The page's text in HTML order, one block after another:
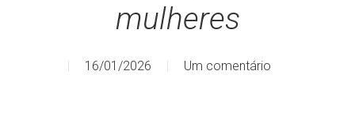
mulheres
16/01/2026 Um comentário